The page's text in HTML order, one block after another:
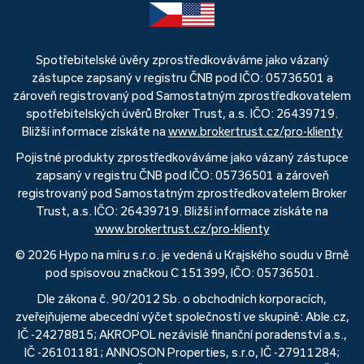
Spotřebitelské úvěry zprostředkováváme jako vázaný
zástupce zapsaný v registru ČNB pod IČO: 05736501 a
zároveň registrovaný pod Samostatným zprostředkovatelem
spotřebitelských úvěrů Broker Trust, a.s. IČO: 26439719.
Bližší informace získáte na www.brokertrust.cz/pro-klienty
Pojistné produkty zprostředkováváme jako vázaný zástupce
zapsaný v registru ČNB pod IČO: 05736501 a zároveň
registrovaný pod Samostatným zprostředkovatelem Broker
Trust, a.s. IČO: 26439719. Bližší informace získáte na
www.brokertrust.cz/pro-klienty
© 2026 Hypo na míru s.r.o. je vedená u Krajského soudu v Brně
pod spisovou značkou C 151399, IČO: 05736501.
Dle zákona č. 90/2012 Sb. o obchodních korporacích,
zveřejňujeme abecední výčet společností ve skupině: Able.cz,
IČ -24278815; AKROPOL nezávislé finanční poradenství a.s.,
IČ -26101181; ANNOSON Properties, s.r.o, IČ -27911284;